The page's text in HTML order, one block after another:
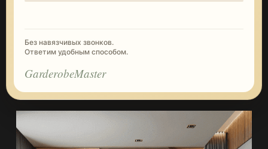
Без навязчивых звонков.
Ответим удобным способом.
GarderobeMaster